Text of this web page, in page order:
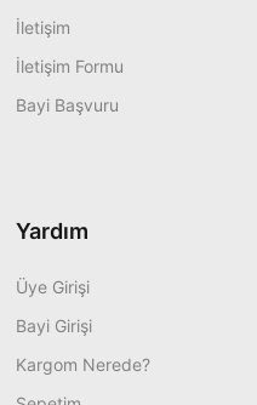
İletişim
İletişim Formu
Bayi Başvuru
Yardım
Üye Girişi
Bayi Girişi
Kargom Nerede?